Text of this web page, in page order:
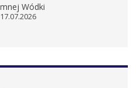
Wódki
17.07.2026